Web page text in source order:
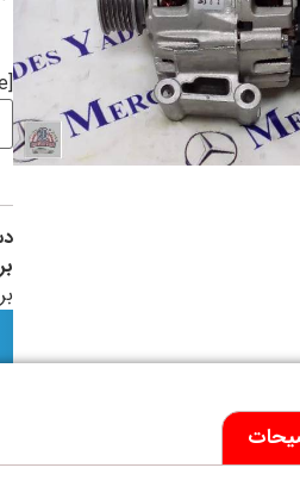
[preorder_message]